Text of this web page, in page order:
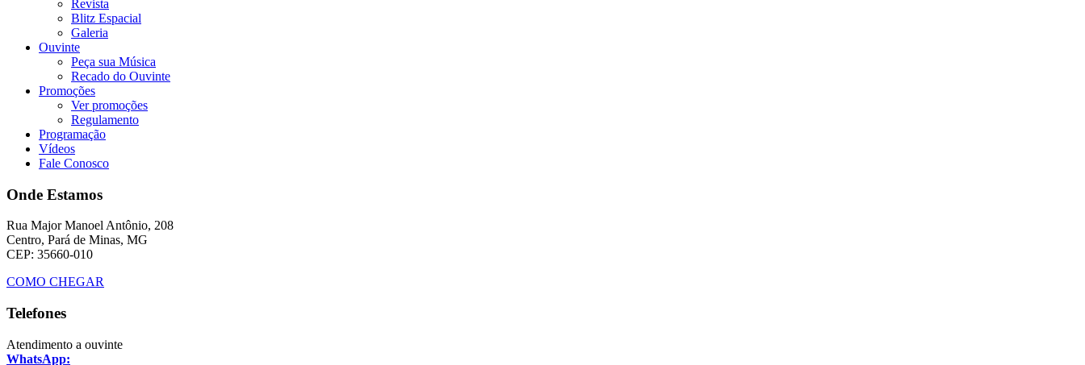
Revista
Blitz Espacial
Galeria
Ouvinte
Peça sua Música
Recado do Ouvinte
Promoções
Ver promoções
Regulamento
Programação
Vídeos
Fale Conosco
Onde Estamos
Rua Major Manoel Antônio, 208
Centro, Pará de Minas, MG
CEP: 35660-010
COMO CHEGAR
Telefones
Atendimento a ouvinte
WhatsApp: